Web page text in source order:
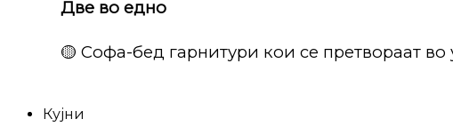
Две во едно
🟡 Софа-бед гарнитури кои се претвораат во
Кујни